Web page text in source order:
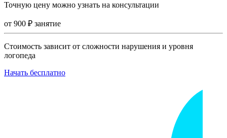
Точную цену можно узнать на консультации
от 900 ₽ занятие
Стоимость зависит от сложности нарушения и уровня
логопеда
Начать бесплатно